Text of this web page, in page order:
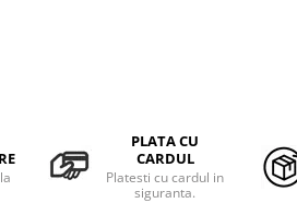
PLATA CU
CARDUL
Platesti cu cardul in
siguranta.